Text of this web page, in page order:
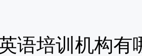
语培训机构